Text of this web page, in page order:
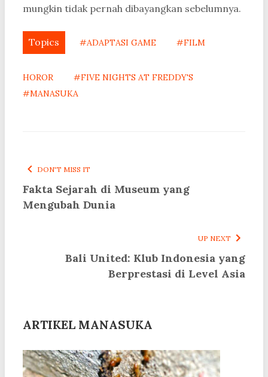
mungkin tidak pernah dibayangkan sebelumnya.
Topics #ADAPTASI GAME #FILM
HOROR
#FIVE NIGHTS AT FREDDY'S
#MANASUKA
DON'T MISS IT
Fakta Sejarah di Museum yang
Mengubah Dunia
UP NEXT
Bali United: Klub Indonesia yang
Berprestasi di Level Asia
ARTIKEL MANASUKA